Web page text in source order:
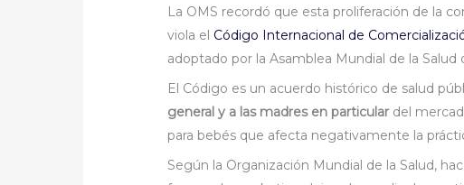
La OMS recordó que esta proliferación de la
viola el Código Internacional de
adoptado por la Asamblea Mundial de la Salud
El Código es un acuerdo histórico de salud
general y a las madres en particulardel
para bebés que afecta negativamente la
Según la Organización Mundial de la Salud,